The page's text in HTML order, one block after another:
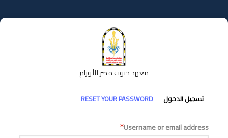
إلى
المحتوى
معهد جنوب مصر للأورام
التبويبات
الأساسية
تسجيل الدخول RESET YOUR PASSWORD
Username or email address